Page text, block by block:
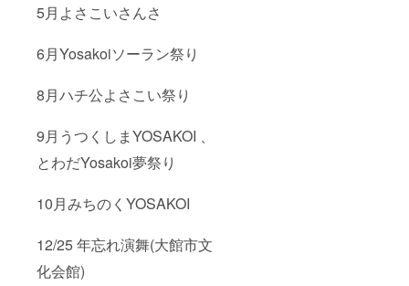
5月よさこいさんさ
6月Yosakoiソーラン祭り
8月ハチ公よさこい祭り
9月うつくしまYOSAKOI 、
とわだYosakoi夢祭り
10月みちのくYOSAKOI
12/25 年忘れ演舞(大館市文
化会館)